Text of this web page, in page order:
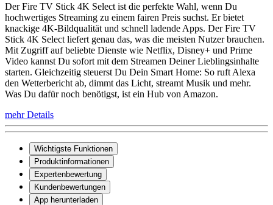
Der Fire TV Stick 4K Select ist die perfekte Wahl, wenn Du
hochwertiges Streaming zu einem fairen Preis suchst. Er bietet
knackige 4K-Bildqualität und schnell ladende Apps. Der Fire TV
Stick 4K Select liefert genau das, was die meisten Nutzer brauchen.
Mit Zugriff auf beliebte Dienste wie Netflix, Disney+ und Prime
Video kannst Du sofort mit dem Streamen Deiner Lieblingsinhalte
starten. Gleichzeitig steuerst Du Dein Smart Home: So ruft Alexa
den Wetterbericht ab, dimmt das Licht, streamt Musik und mehr.
Was Du dafür noch benötigst, ist ein Hub von Amazon.
mehr Details
Wichtigste Funktionen
Produktinformationen
Expertenbewertung
Kundenbewertungen
App herunterladen